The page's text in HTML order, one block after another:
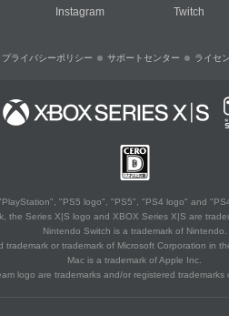
Instagram Twitch
プライバシーポリシー サポートセンター ライセ
"PS5 logo", "PS5", "PS4 logo" and
the Series X|S logo and XBOX Series X|S are
Nintendo Switch is a trademark of Nintendo.
trademark or trademark of Microsoft Corporation in
Mac is a trademark of Apple Inc.
logo are trademarks and/or registered